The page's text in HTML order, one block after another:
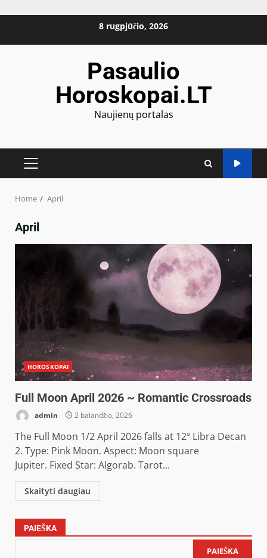
8 rugpjūčio, 2026
Pasaulio
Horoskopai.LT
Naujienų portalas
PRIMARY
Home April
April
HOROSKOPAI
Full Moon April 2026 ~ Romantic Crossroads
admin 2 balandžio, 2026
The Full Moon 1/2 April 2026 falls at 12º Libra Decan
2. Type: Pink Moon. Aspect: Moon square
Jupiter. Fixed Star: Algorab. Tarot...
Skaityti daugiau
PAIEŠKA
PAIEŠKA